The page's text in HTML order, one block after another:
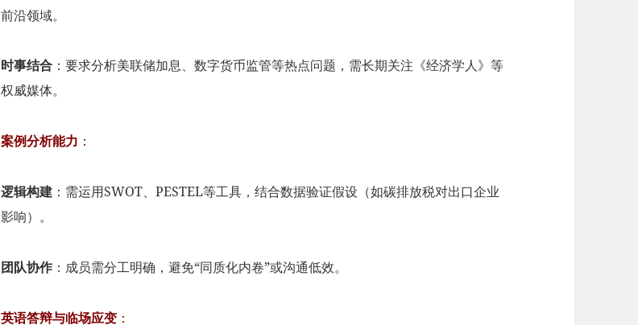
前沿领域。
时事结合 ：要求分析美联储加息、数字货币监管等热点问题，需长期关注《经济学人》等
权威媒体。
案例分析能力 ：
逻辑构建 ：需运用SWOT、PESTEL等工具，结合数据验证假设（如碳排放税对出口企业
影响）。
团队协作 ：成员需分工明确，避免“同质化内卷”或沟通低效。
英语答辩与临场应变 ：